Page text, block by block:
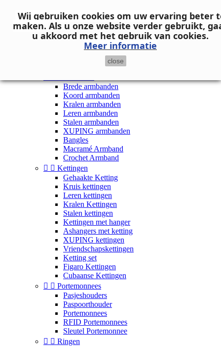
Inloggen
shopping_cart Winkelwagen (0)
Brede armbanden
Koord armbanden
Kralen armbanden
Leren armbanden
Stalen armbanden
XUPING armbanden
Bangles
Macramé Armband
Crochet Armband
  Kettingen
Gehaakte Ketting
Kruis kettingen
Leren kettingen
Kralen Kettingen
Stalen kettingen
Kettingen met hanger
Ashangers met ketting
XUPING kettingen
Vriendschapskettingen
Ketting set
Figaro Kettingen
Cubaanse Kettingen
  Portemonnees
Pasjeshouders
Paspoorthouder
Portemonnees
RFID Portemonnees
Sleutel Portemonnee
  Ringen
Wij gebruiken cookies om uw ervaring beter
maken. Als u onze website verder gebruikt,
u akkoord met het gebruik van cookies.
Meer informatie
close